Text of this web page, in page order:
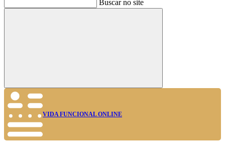
Buscar no site
Buscar
VIDA FUNCIONAL ONLINE